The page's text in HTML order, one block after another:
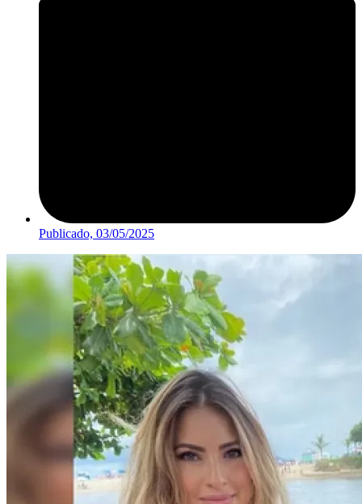
Publicado, 03/05/2025